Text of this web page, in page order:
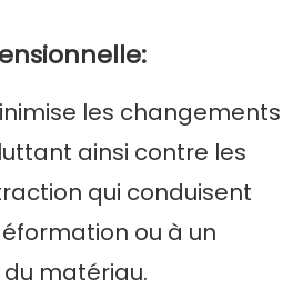
les changements
ainsi contre les
qui conduisent
ou à un
matériau.